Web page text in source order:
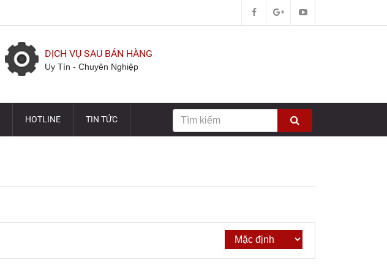
DỊCH VỤ SAU BÁN HÀNG
Uy Tín - Chuyên Nghiệp
HOTLINE TIN TỨC